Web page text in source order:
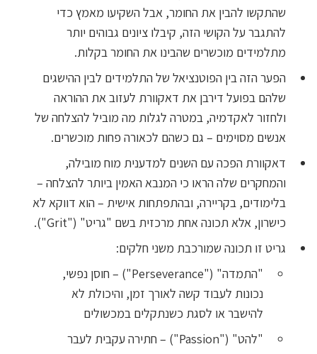
שהתקשו להבין את החומר, אבל השקיעו מאמץ כדי
להתגבר על הקושי הזה, קיבלו ציונים גבוהים יותר
מתלמידים מוכשרים שהבינו את החומר בקלות.
הפער הזה בין הפוטנציאל של התלמידים לבין ההישגים
שלהם בפועל דירבן את דאקוורת לעזוב את ההוראה
ולחזור לאקדמיה, במטרה לגלות מה מוביל להצלחה של
אנשים מסוימים – גם כשהם לכאורה פחות מוכשרים.
דאקוורת הפכה עם השנים למדענית מוח מובילה,
והמחקרים שלה הראו כי המנבא האמין ביותר להצלחה –
בלימודים, בקריירה, ובהתפתחות אישית – הוא דווקא לא
כישרון, אלא תכונה אחת מרכזית בשם "גריט" ("Grit").
גריט זו תכונה שמורכבת משני חלקים:
"התמדה" ("Perseverance") – חוסן נפשי,
נכונות לעבוד קשה לאורך זמן, והיכולת לא
להישבר או לסגת כשנתקלים במכשולים
"להט" ("Passion") – חתירה עקבית לעבר